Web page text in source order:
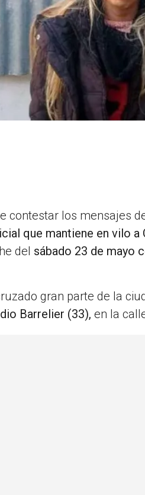
contestar los mensajes
que mantiene en vilo a
del sábado 23 de mayo
gran parte de la
Barrelier (33), en la